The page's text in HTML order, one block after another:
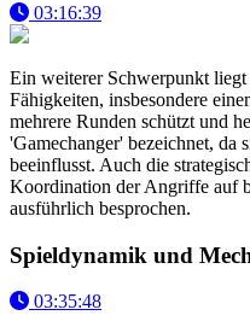
03:16:39
Ein weiterer Schwerpunkt
Fähigkeiten, insbesondere
mehrere Runden schützt und
'Gamechanger' bezeichnet, da
beeinflusst. Auch die
Koordination der Angriffe auf
ausführlich besprochen.
Spieldynamik und
03:35:48